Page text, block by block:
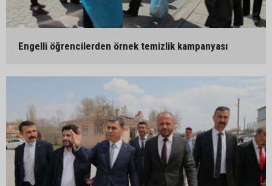
Engelli öğrencilerden örnek temizlik kampanyası